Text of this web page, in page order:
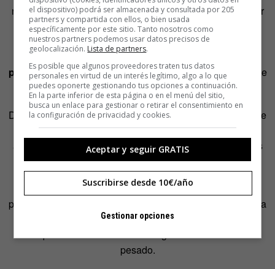
no sé si habrá agua en ella. Así que no vayáis jurando por
ahí que lo que os voy a contar es así, porque no podría
asegurarlo. Pero, si no por etimología pura y dura, en mi
opinión sí puede ser por significado. Creo que viene de
plasma, que en griego significabamateria modelable
y que
nos ha dado derivados comoplástico , por ejemplo.
De hecho, Covarrubias la define como «cualquier cosa que
está blanda, como masa, cual es el barro del alfarero
amasado y extendido antes que forme la vasija…». Y nos
recuerda, «de allí emplasto y emplastar».
Este mismo significado, el de «cosa blanda, espesa y
pegajosa; p. ej., la masa, el barro, etc.», lo da como primera
plastaelDRAE. Y nos recuerda que
pesado.
el dispositivo) podrá ser almacenada y consultada por 205
partners y compartida con ellos, o bien usada
específicamente por este sitio. Tanto nosotros como
nuestros partners podemos usar datos precisos de
geolocalización. Lista de partners.
Es posible que algunos proveedores traten tus datos
personales en virtud de un interés legítimo, algo a lo que
puedes oponerte gestionando tus opciones a continuación.
En la parte inferior de esta página o en el menú del sitio,
busca un enlace para gestionar o retirar el consentimiento en
la configuración de privacidad y cookies.
Aceptar y seguir GRATIS
Suscribirse desde 10€/año
Gestionar opciones